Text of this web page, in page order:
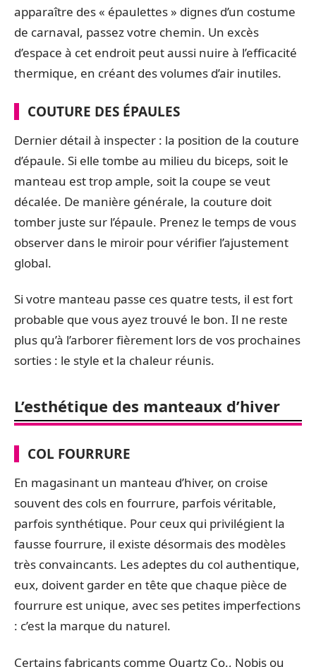
apparaître des « épaulettes » dignes d’un costume
de carnaval, passez votre chemin. Un excès
d’espace à cet endroit peut aussi nuire à l’efficacité
thermique, en créant des volumes d’air inutiles.
COUTURE DES ÉPAULES
Dernier détail à inspecter : la position de la couture
d’épaule. Si elle tombe au milieu du biceps, soit le
manteau est trop ample, soit la coupe se veut
décalée. De manière générale, la couture doit
tomber juste sur l’épaule. Prenez le temps de vous
observer dans le miroir pour vérifier l’ajustement
global.
Si votre manteau passe ces quatre tests, il est fort
probable que vous ayez trouvé le bon. Il ne reste
plus qu’à l’arborer fièrement lors de vos prochaines
sorties : le style et la chaleur réunis.
L’esthétique des manteaux d’hiver
COL FOURRURE
En magasinant un manteau d’hiver, on croise
souvent des cols en fourrure, parfois véritable,
parfois synthétique. Pour ceux qui privilégient la
fausse fourrure, il existe désormais des modèles
très convaincants. Les adeptes du col authentique,
eux, doivent garder en tête que chaque pièce de
fourrure est unique, avec ses petites imperfections
: c’est la marque du naturel.
Certains fabricants comme Quartz Co., Nobis ou